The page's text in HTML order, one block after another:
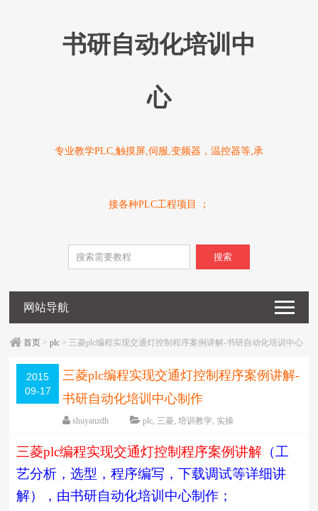
书研自动化培训中
心
专业教学PLC,触摸屏,伺服,变频器，温控器等,承
接各种PLC工程项目 ；
搜索
网站导航
首页 >plc > 三菱plc编程实现交通灯控制程序案例讲解-书研自动化培训中心
2015
09-17
三菱plc编程实现交通灯控制程序案例讲解-
书研自动化培训中心制作
shuyanzdh plc, 三菱,培训教学, 实操
编辑日期：2018-05-14 字体：大 中 小
三菱plc编程实现交通灯控制程序案例讲解 （工
艺分析，选型，程序编写，下载调试等详细讲
解），由书研自动化培训中心制作；